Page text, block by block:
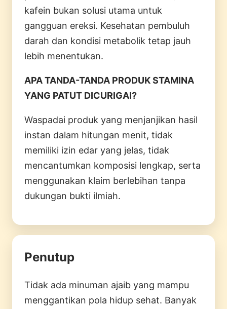
kafein bukan solusi utama untuk
gangguan ereksi. Kesehatan pembuluh
darah dan kondisi metabolik tetap jauh
lebih menentukan.
APA TANDA-TANDA PRODUK STAMINA
YANG PATUT DICURIGAI?
Waspadai produk yang menjanjikan hasil
instan dalam hitungan menit, tidak
memiliki izin edar yang jelas, tidak
mencantumkan komposisi lengkap, serta
menggunakan klaim berlebihan tanpa
dukungan bukti ilmiah.
Penutup
Tidak ada minuman ajaib yang mampu
menggantikan pola hidup sehat. Banyak